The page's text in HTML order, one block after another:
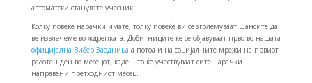
автоматски станувате учесник.
Колку повеќе нарачки имате, толку повеќе ви се зголемуваат шансите да
ве извлечеме во ждрепката. Добитниците ќе се објавуваат прво во нашата
официјална Вибер Заедница а потоа и на социјалните мрежи на првиот
работен ден во месецот, каде што ќе учествуваат сите нарачки
направени претходниот месец.